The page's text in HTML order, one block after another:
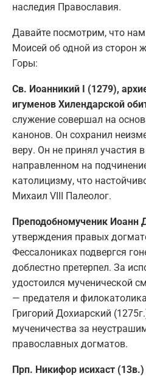
наследия Православия.
Давайте посмотрим, что нам
Моисей об одной из сторон
Горы:
Св. Иоанникий I (1279),
игуменов Хилендарской
служение совершал на
канонов. Он сохранил
веру. Он не принял участия
направленном на
католицизму, что
Михаил VIII Палеолог.
Преподобномученик Иоанн
утверждения правых
Фессалониках подвергся
доблестно претерпел. За
удостоился мученической
— предателя и
Григорий Дохиарский
мученичества за
православных догматов.
Прп. Никифор исихаст (13в.)